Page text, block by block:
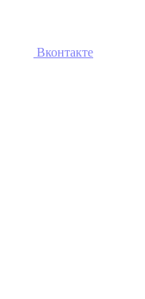
Вконтакте